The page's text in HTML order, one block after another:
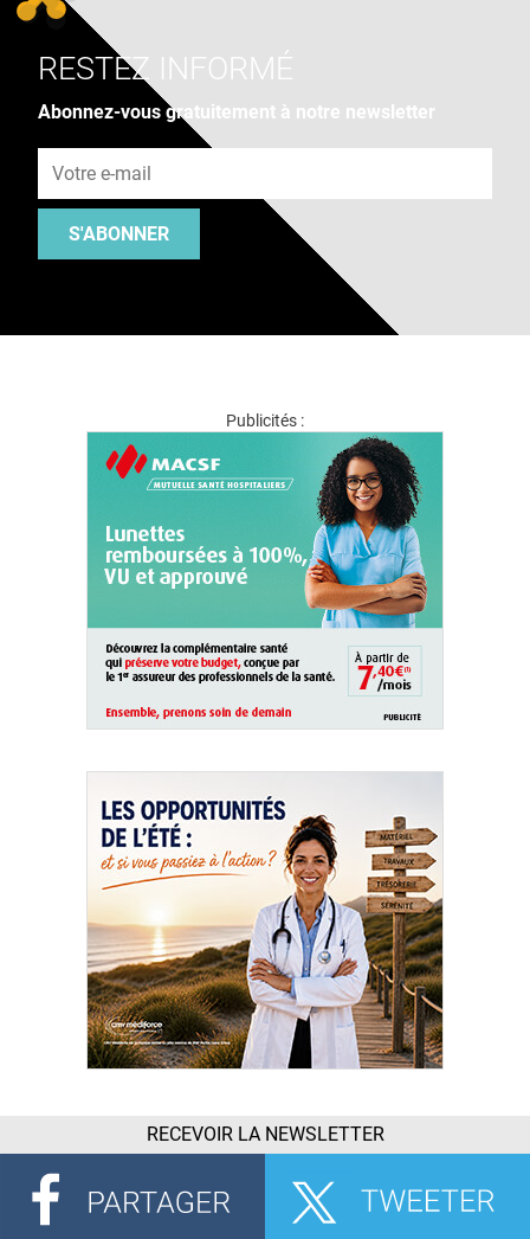
RESTEZ INFORMÉ
Abonnez-vous gratuitement à notre newsletter
S'ABONNER
Publicités :
RECEVOIR LA NEWSLETTER